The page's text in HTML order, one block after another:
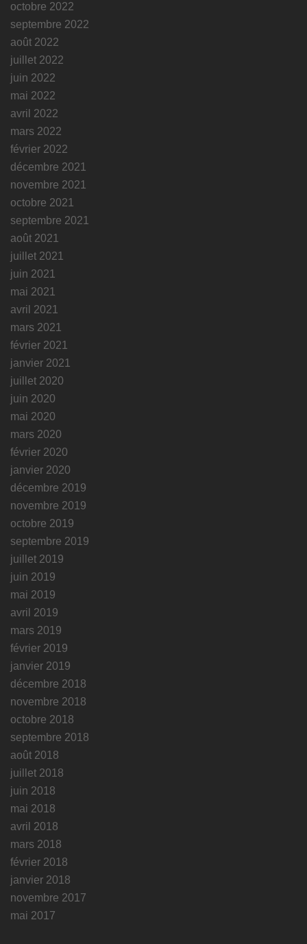
octobre 2022
septembre 2022
août 2022
juillet 2022
juin 2022
mai 2022
avril 2022
mars 2022
février 2022
décembre 2021
novembre 2021
octobre 2021
septembre 2021
août 2021
juillet 2021
juin 2021
mai 2021
avril 2021
mars 2021
février 2021
janvier 2021
juillet 2020
juin 2020
mai 2020
mars 2020
février 2020
janvier 2020
décembre 2019
novembre 2019
octobre 2019
septembre 2019
juillet 2019
juin 2019
mai 2019
avril 2019
mars 2019
février 2019
janvier 2019
décembre 2018
novembre 2018
octobre 2018
septembre 2018
août 2018
juillet 2018
juin 2018
mai 2018
avril 2018
mars 2018
février 2018
janvier 2018
novembre 2017
mai 2017